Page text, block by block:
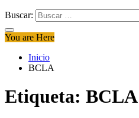
Buscar:
You are Here
Inicio
BCLA
Etiqueta: BCLA